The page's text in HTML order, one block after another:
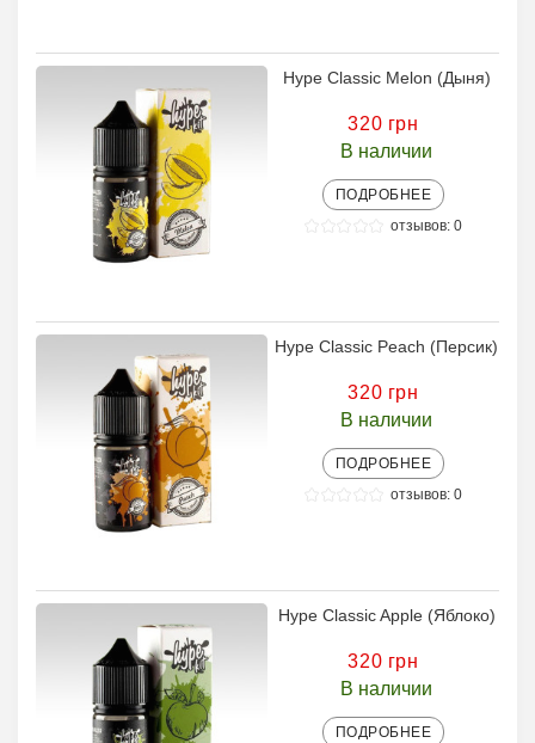
Hype Classic Melon (Дыня)
320 грн
В наличии
ПОДРОБНЕЕ
отзывов: 0
Hype Classic Peach (Персик)
320 грн
В наличии
ПОДРОБНЕЕ
отзывов: 0
Hype Classic Apple (Яблоко)
320 грн
В наличии
ПОДРОБНЕЕ